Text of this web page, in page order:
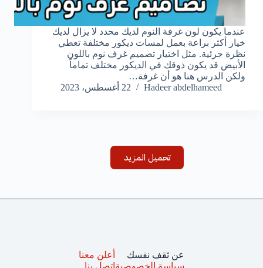
عندما يكون لون غرفة النوم لديك محدد لا يزال لديك
خيار أكثر براعة بعمل لمسات ديكور مختلفة تعطي
نظرة جرئية. مثل اختيار تصميم غرف نوم باللون
الأبيض قد يكون ذوقك في الديكور مختلف تماماً
ولكن الدرس هنا هو أن غرفة…
Hadeer abdelhameed
22 أغسطس، 2023
تحميل المزيد
عن ثقف نفسك
أعلن معنا